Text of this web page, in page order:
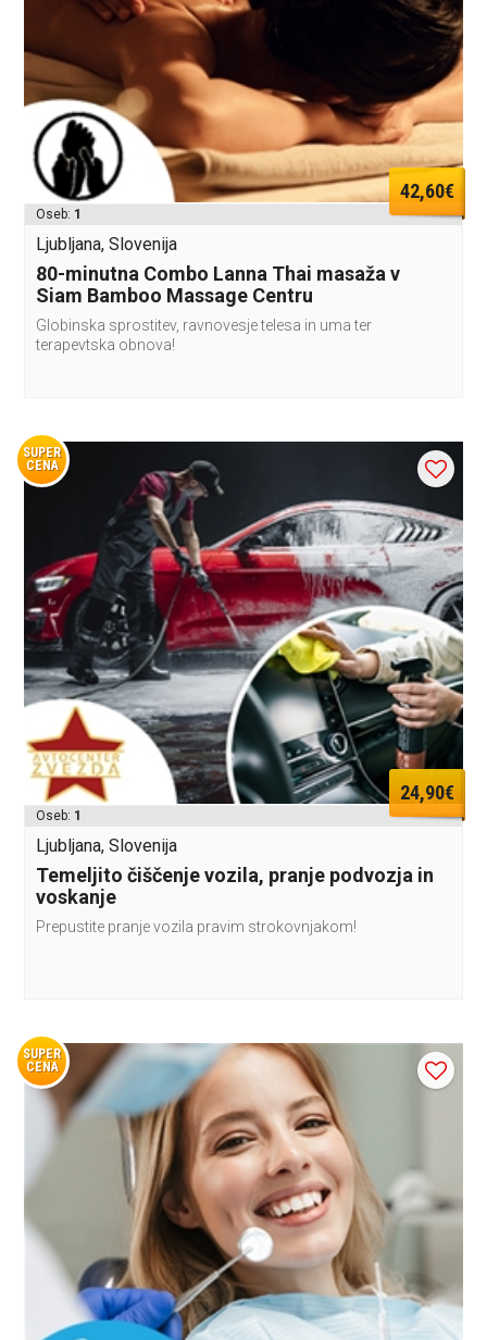
42,60€
Oseb: 1
Ljubljana, Slovenija
80-minutna Combo Lanna Thai masaža v
Siam Bamboo Massage Centru
Globinska sprostitev, ravnovesje telesa in uma ter
terapevtska obnova!
SUPER
CENA
24,90€
Oseb: 1
Ljubljana, Slovenija
Temeljito čiščenje vozila, pranje podvozja in
voskanje
Prepustite pranje vozila pravim strokovnjakom!
SUPER
CENA